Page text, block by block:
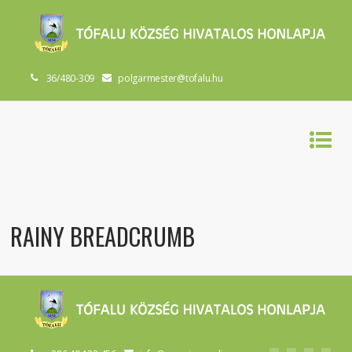
36/480-309 polgarmester@tofalu.hu
RAINY BREADCRUMB